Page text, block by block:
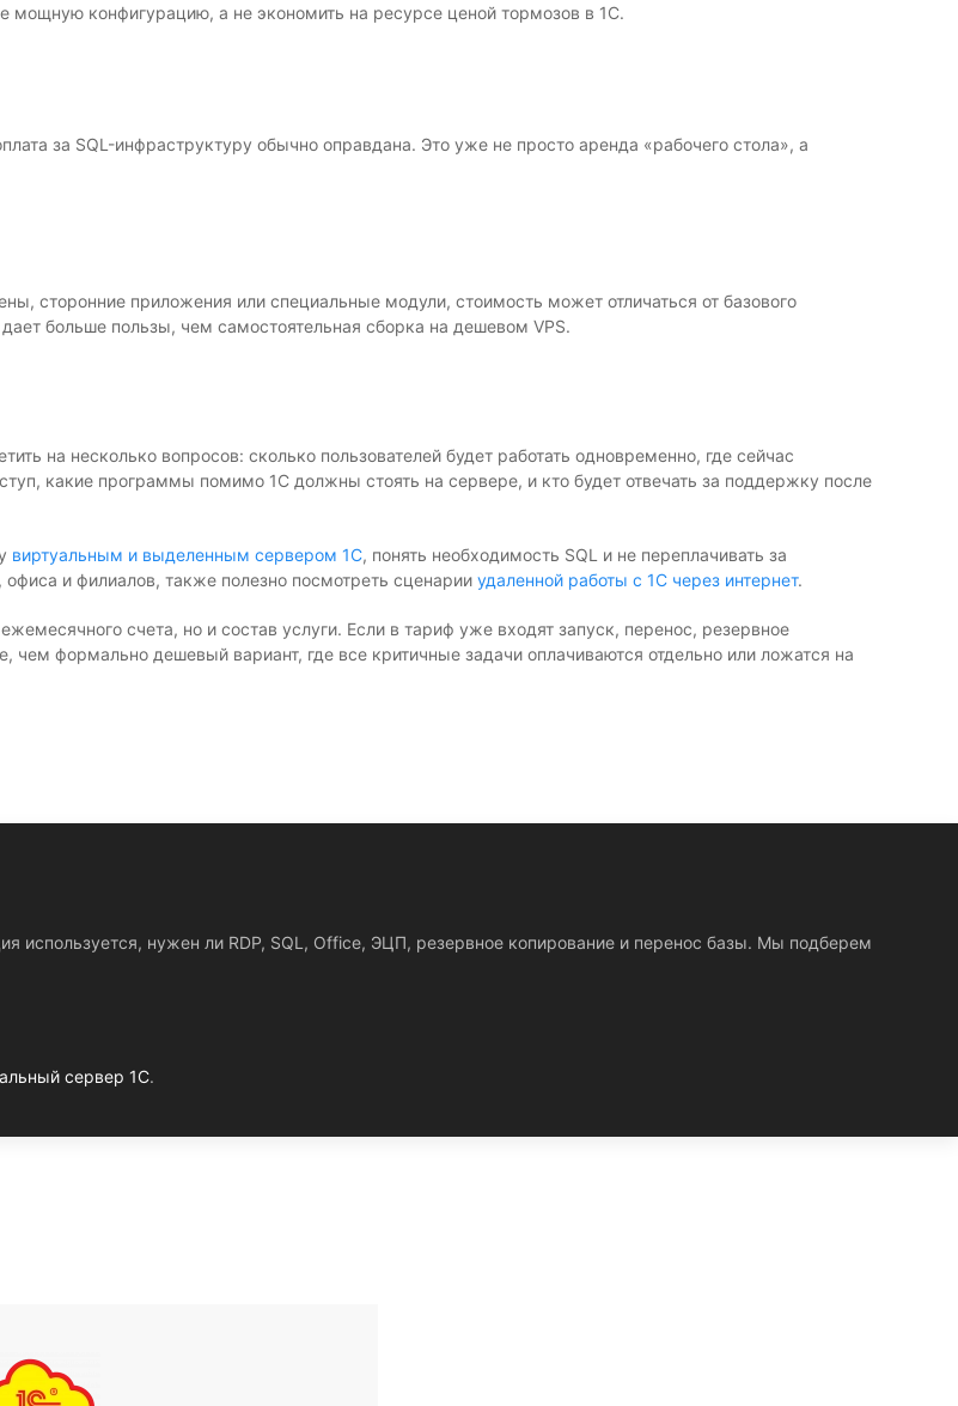
мощную конфигурацию, а не экономить на ресурсе ценой тормозов в 1С.
за SQL-инфраструктуру обычно оправдана. Это уже не просто аренда «рабочего стола», а
сторонние приложения или специальные модули, стоимость может отличаться от базового
больше пользы, чем самостоятельная сборка на дешевом VPS.
на несколько вопросов: сколько пользователей будет работать одновременно, где сейчас
какие программы помимо 1С должны стоять на сервере, и кто будет отвечать за поддержку после
виртуальным и выделенным сервером 1С, понять необходимость SQL и не переплачивать за
и филиалов, также полезно посмотреть сценарии удаленной работы с 1С через интернет.
счета, но и состав услуги. Если в тариф уже входят запуск, перенос, резервное
формально дешевый вариант, где все критичные задачи оплачиваются отдельно или ложатся на
используется, нужен ли RDP, SQL, Office, ЭЦП, резервное копирование и перенос базы. Мы подберем
сервер 1С.